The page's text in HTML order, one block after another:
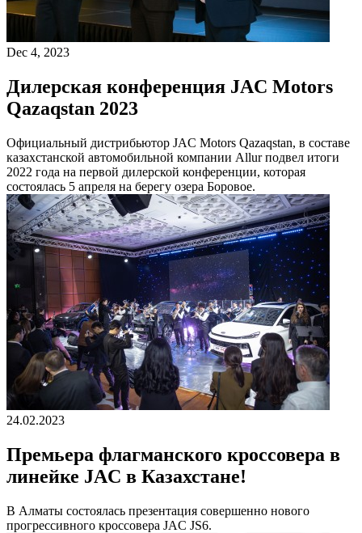
Dec 4, 2023
Дилерская конференция JAC Motors
Qazaqstan 2023
Официальный дистрибьютор JAC Motors Qazaqstan, в составе
казахстанской автомобильной компании Allur подвел итоги
2022 года на первой дилерской конференции, которая
состоялась 5 апреля на берегу озера Боровое.
24.02.2023
Премьера флагманского кроссовера в
линейке JAC в Казахстане!
В Алматы состоялась презентация совершенно нового
прогрессивного кроссовера JAC JS6.